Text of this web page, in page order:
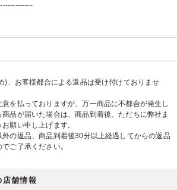
)、お客様都合による返品は受け付けておりませ
意を払っておりますが、万一商品に不都合が発生し
品が届いた場合は、商品到着後、ただちに弊社ま
願い申し上げます。
外の返品、商品到着後30分以上経過してからの返品
ご了承ください。
舗情報